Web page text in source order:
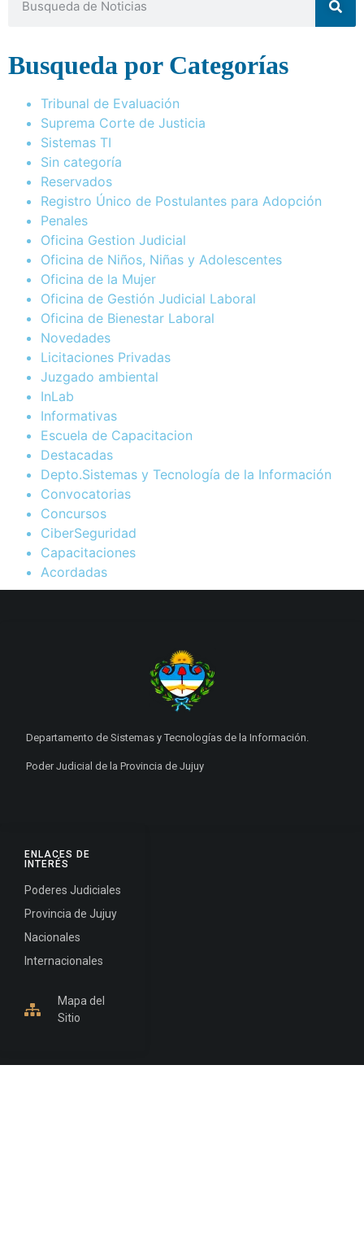
Busqueda por Categorías
Tribunal de Evaluación
Suprema Corte de Justicia
Sistemas TI
Sin categoría
Reservados
Registro Único de Postulantes para Adopción
Penales
Oficina Gestion Judicial
Oficina de Niños, Niñas y Adolescentes
Oficina de la Mujer
Oficina de Gestión Judicial Laboral
Oficina de Bienestar Laboral
Novedades
Licitaciones Privadas
Juzgado ambiental
InLab
Informativas
Escuela de Capacitacion
Destacadas
Depto.Sistemas y Tecnología de la Información
Convocatorias
Concursos
CiberSeguridad
Capacitaciones
Acordadas
ENLACES DE
INTERÉS
Poderes Judiciales
Provincia de Jujuy
Nacionales
Internacionales
Mapa del
Sitio
Departamento de Sistemas y Tecnologías de la Información.
Poder Judicial de la Provincia de Jujuy